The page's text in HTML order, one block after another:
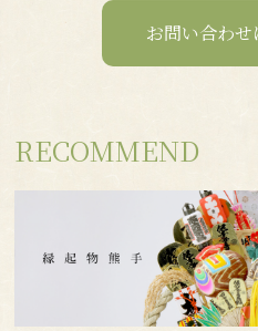
お問い合わ
RECOMMEND